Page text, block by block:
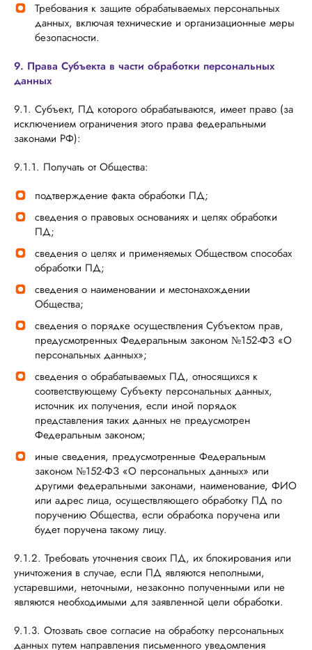
Требования к защите обрабатываемых персональных
данных, включая технические и организационные меры
безопасности.
9. Права Субъекта в части обработки персональных
данных
9.1. Субъект, ПД которого обрабатываются, имеет право (за
исключением ограничения этого права федеральными
законами РФ):
9.1.1. Получать от Общества:
подтверждение факта обработки ПД;
сведения о правовых основаниях и целях обработки
ПД;
сведения о целях и применяемых Обществом способах
обработки ПД;
сведения о наименовании и местонахождении
Общества;
сведения о порядке осуществления Субъектом прав,
предусмотренных Федеральным законом №152-ФЗ «О
персональных данных»;
сведения о обрабатываемых ПД, относящихся к
соответствующему Субъекту персональных данных,
источник их получения, если иной порядок
представления таких данных не предусмотрен
Федеральным законом;
иные сведения, предусмотренные Федеральным
законом №152-ФЗ «О персональных данных» или
другими федеральными законами, наименование, ФИО
или адрес лица, осуществляющего обработку ПД по
поручению Общества, если обработка поручена или
будет поручена такому лицу.
9.1.2. Требовать уточнения своих ПД, их блокирования или
уничтожения в случае, если ПД являются неполными,
устаревшими, неточными, незаконно полученными или не
являются необходимыми для заявленной цели обработки.
9.1.3. Отозвать свое согласие на обработку персональных
данных путем направления письменного уведомления